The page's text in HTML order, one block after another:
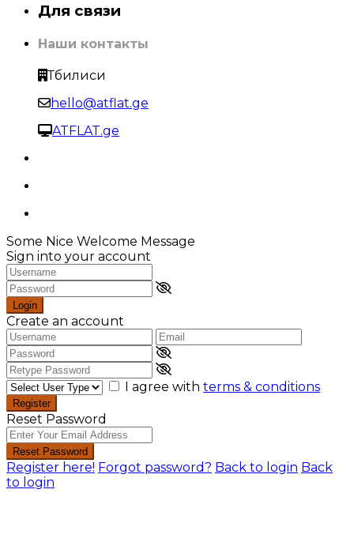
Для связи
Наши контакты
Тбилиси
hello@atflat.ge
ATFLAT.ge
Some Nice Welcome Message
Sign into your account
Login
Create an account
I agree with terms & conditions
Register
Reset Password
Reset Password
Register here! Forgot password? Back to login Back
to login